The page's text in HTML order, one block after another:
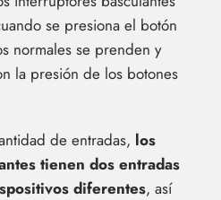
se presiona el botón
normales se prenden y
la presión de los botones
de entradas, los
tienen dos entradas
diferentes, así